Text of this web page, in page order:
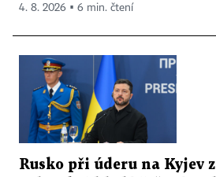
4. 8. 2026 ▪ 6 min. čtení
Rusko při úderu na Kyjev